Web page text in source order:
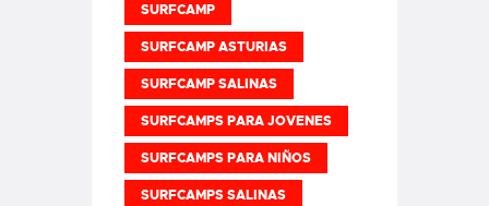
SURFCAMP
SURFCAMP ASTURIAS
SURFCAMP SALINAS
SURFCAMPS PARA JOVENES
SURFCAMPS PARA NIÑOS
SURFCAMPS SALINAS